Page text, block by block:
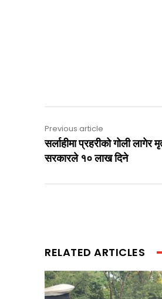
Previous article
सर्लाहीमा प्रहरीको गोली लागेर
सरकारले १० लाख दिने
RELATED ARTICLES